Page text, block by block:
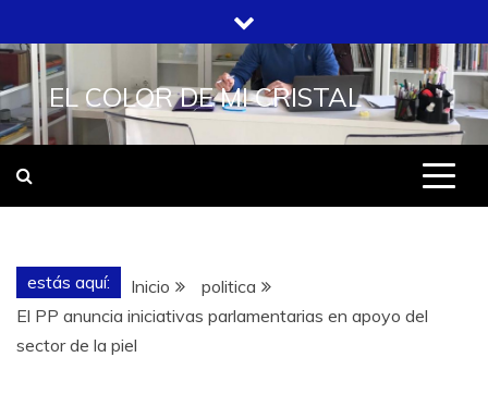
al
contenido
EL COLOR DE MI CRISTAL
estás aquí: Inicio
politica
El PP anuncia iniciativas parlamentarias en apoyo del
sector de la piel